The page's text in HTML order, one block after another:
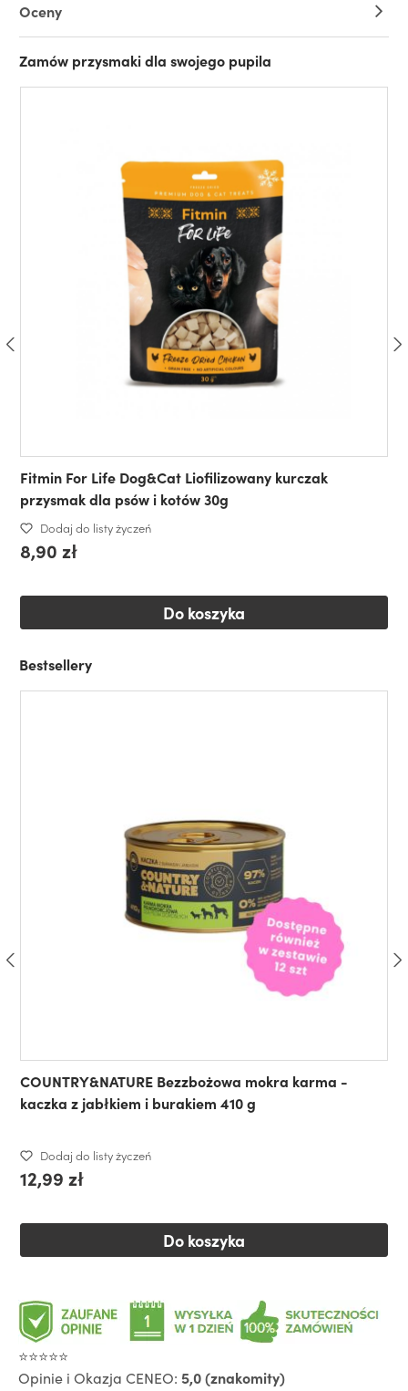
Oceny
Zamów przysmaki dla swojego pupila
Fitmin For Life Dog&Cat Liofilizowany kurczak
przysmak dla psów i kotów 30g
Dodaj do listy życzeń
8,90 zł
Do koszyka
Bestsellery
COUNTRY&NATURE Bezzbożowa mokra karma -
kaczka z jabłkiem i burakiem 410 g
Dodaj do listy życzeń
12,99 zł
Do koszyka
⭐⭐⭐⭐⭐
Opinie i Okazja CENEO: 5,0 (znakomity)